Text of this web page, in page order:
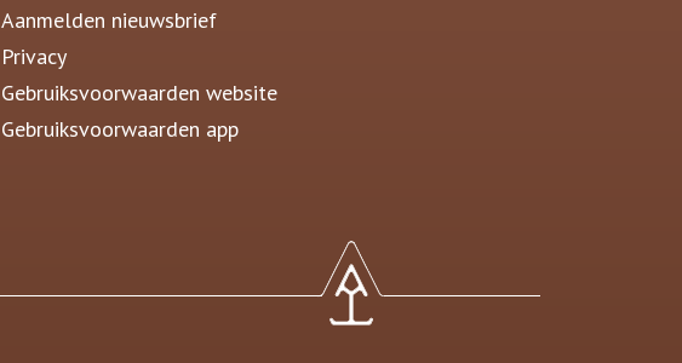
Aanmelden nieuwsbrief
Privacy
Gebruiksvoorwaarden website
Gebruiksvoorwaarden app